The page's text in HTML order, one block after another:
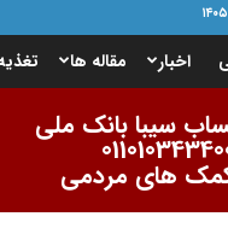
اخبار مقاله ها
سیبا بانک ملی
کمک های مردمی